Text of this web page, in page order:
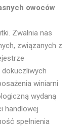
owoców
Zwalnia nas
związanych z
dokuczliwych
winiarni
wydaną
handlowej
spełnienia